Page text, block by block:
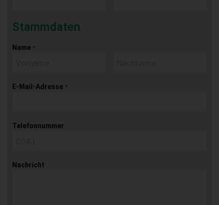
Stammdaten
Name *
E-Mail-Adresse *
Telefonnummer
Nachricht